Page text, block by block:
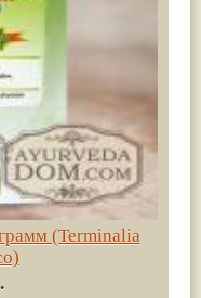
(Terminalia